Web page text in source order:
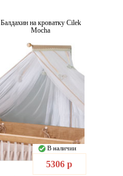
Балдахин на кроватку Cilek
Mocha
В наличии
5306 р